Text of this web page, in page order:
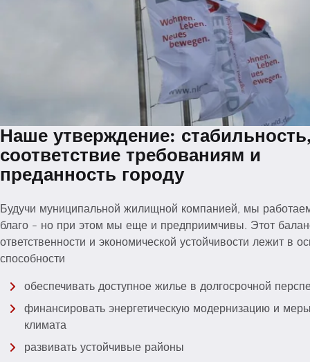
Наше утверждение:
соответствие требованиям и
преданность городу
Будучи муниципальной жилищной компанией, мы
благо - но при этом мы еще и предприимчивы. Этот
ответственности и экономической устойчивости лежит в
способности
обеспечивать доступное жилье в долгосрочной
финансировать энергетическую модернизацию и
климата
развивать устойчивые районы